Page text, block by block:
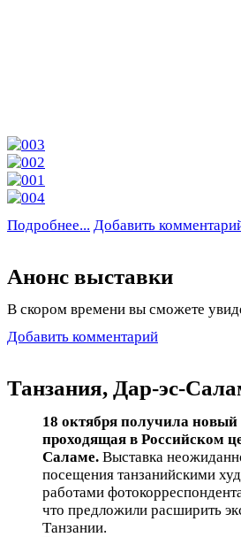
Подробнее... Добавить
Анонс выставки
В скором времени вы сможете
Добавить комментарий
Танзания, Дар-эс-
18 октября получила
проходящая в Российском
Саламе. Выставка
посещения танзанийскими
работами
что предложили расширить
Танзании.